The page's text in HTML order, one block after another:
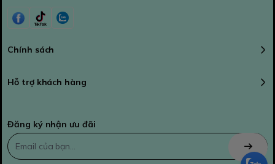
Chính sách
Hỗ trợ khách hàng
Đăng ký nhận ưu đãi